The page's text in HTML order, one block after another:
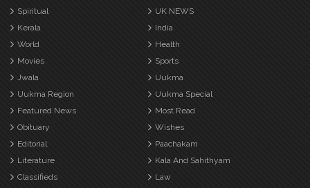
Spiritual
UK NEWS
Kerala
India
World
Health
Movies
Sports
Jwala
Uukma
Uukma Region
Uukma Special
Featured News
Most Read
Obituary
Wishes
Editorial
Paachakam
Literature
Kala And Sahithyam
Classifieds
Law